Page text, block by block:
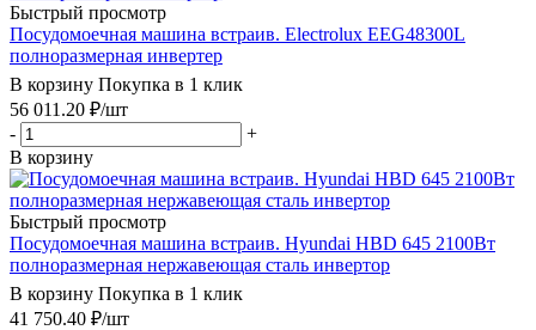
Быстрый просмотр
Посудомоечная машина встраив. Electrolux EEG48300L
полноразмерная инвертер
В корзину Покупка в 1 клик
56 011.20 ₽/шт
-
+
В корзину
Быстрый просмотр
Посудомоечная машина встраив. Hyundai HBD 645 2100Вт
полноразмерная нержавеющая сталь инвертор
В корзину Покупка в 1 клик
41 750.40 ₽/шт